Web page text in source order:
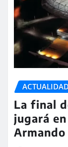
ACTUALIDAD
La final
jugará